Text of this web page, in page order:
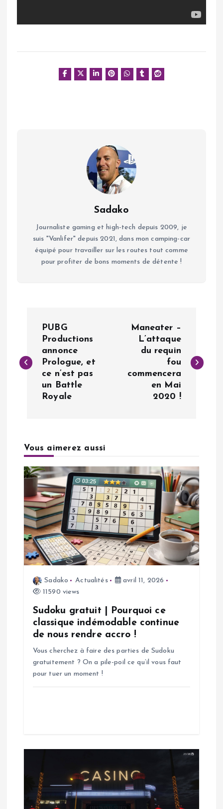
Sadako
Journaliste gaming et high-tech depuis 2009, je
suis "Vanlifer" depuis 2021, dans mon camping-car
équipé pour travailler sur les routes tout comme
pour profiter de bons moments de détente !
v
a
t
o
n
d
PUBG
Productions
annonce
Prologue, et
ce n’est pas
un Battle
Royale
Maneater –
L’attaque
du requin
fou
commencera
en Mai
2020 !
Vous aimerez aussi
Sadako Actualités
avril 11, 2026
11590 views
Sudoku gratuit | Pourquoi ce
classique indémodable continue
de nous rendre accro !
Vous cherchez à faire des parties de Sudoku
gratuitement ? On a pile-poil ce qu’il vous faut
pour tuer un moment !